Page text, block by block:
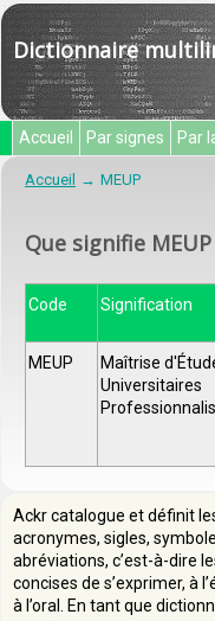
Dictionnaire
Accueil Par signes Par
Accueil MEUP
Que signifie MEUP
Code Signification
MEUP
Maîtrise
Universitaires
Ackr catalogue et définit
acronymes, sigles,
abréviations, c’est-à-dire
concises de s’exprimer, à
à l’oral. En tant que